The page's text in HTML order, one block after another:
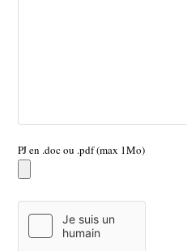
PJ en .doc ou .pdf (max 1Mo)